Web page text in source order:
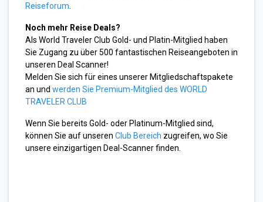
Reiseforum
Noch mehr Reise Deals?
Als World Traveler Club Gold- und Platin-Mitglied haben
Sie Zugang zu über 500 fantastischen Reiseangeboten in
unseren Deal Scanner!
Melden Sie sich für eines unserer Mitgliedschaftspakete
an und werden Sie Premium-Mitglied des WORLD
TRAVELER CLUB
Wenn Sie bereits Gold- oder Platinum-Mitglied sind,
können Sie auf unseren Club Bereich zugreifen, wo Sie
unsere einzigartigen Deal-Scanner finden.